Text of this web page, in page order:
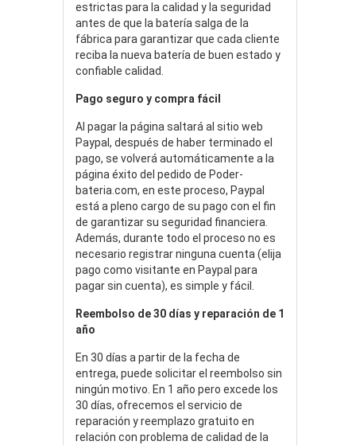
estrictas para la calidad y la seguridad
antes de que la batería salga de la
fábrica para garantizar que cada cliente
reciba la nueva batería de buen estado y
confiable calidad.
Pago seguro y compra fácil
Al pagar la página saltará al sitio web
Paypal, después de haber terminado el
pago, se volverá automáticamente a la
página éxito del pedido de Poder-
bateria.com, en este proceso, Paypal
está a pleno cargo de su pago con el fin
de garantizar su seguridad financiera.
Además, durante todo el proceso no es
necesario registrar ninguna cuenta (elija
pago como visitante en Paypal para
pagar sin cuenta), es simple y fácil.
Reembolso de 30 días y reparación de 1
año
En 30 días a partir de la fecha de
entrega, puede solicitar el reembolso sin
ningún motivo. En 1 año pero excede los
30 días, ofrecemos el servicio de
reparación y reemplazo gratuito en
relación con problema de calidad de la